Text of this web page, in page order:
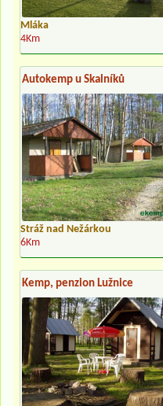
Mláka
4Km
Autokemp u Skalníků
Stráž nad Nežárkou
6Km
Kemp, penzion Lužnice